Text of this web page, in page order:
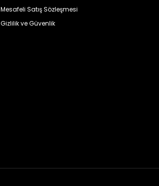
Mesafeli Satış Sözleşmesi
Gizlilik ve Güvenlik